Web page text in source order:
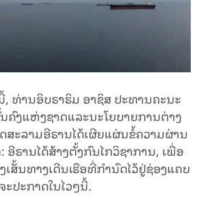
ທ່ານອິບຣາຮິມ ອາຊິສ ປະທານຄະນະ
ງແຫ່ງຊາດແລະນະໂຍບາຍການຕ່າງ
ສະລາມອີຣານໄດ້ເຜີຍແຜ່ນຂໍ້ຄວາມຜ່ານ
ຣານໄດ້ສ້າງຕັ້ງກົນໄກວິຊາການ, ເພື່ອ
ເສັ້ນທາງເດີນເຮືອທີ່ກຳນົດໄວ້ຢູ່ຊ່ອງແຄບ
ປະກາດໃນໄວໆນີ້.